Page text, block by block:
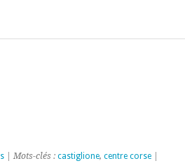
| Mots-clés : castiglione, centre corse|